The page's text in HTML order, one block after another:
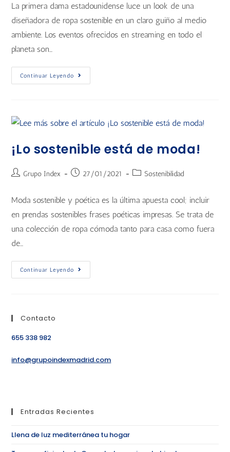
La primera dama estadounidense luce un look de una
diseñadora de ropa sostenible en un claro guiño al medio
ambiente. Los eventos ofrecidos en streaming en todo el
planeta son…
Continuar Leyendo
¡Lo sostenible está de moda!
Grupo Index 27/01/2021 Sostenibilidad
Moda sostenible y poética es la última apuesta cool; incluir
en prendas sostenibles frases poéticas impresas. Se trata de
una colección de ropa cómoda tanto para casa como fuera
de…
Continuar Leyendo
Contacto
655 338 982
info@grupoindexmadrid.com
Entradas Recientes
Llena de luz mediterránea tu hogar